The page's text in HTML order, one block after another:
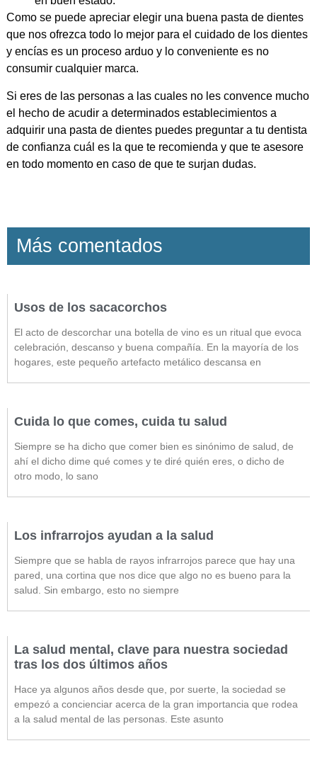
Como se puede apreciar elegir una buena pasta de dientes
que nos ofrezca todo lo mejor para el cuidado de los dientes
y encías es un proceso arduo y lo conveniente es no
consumir cualquier marca.
Si eres de las personas a las cuales no les convence mucho
el hecho de acudir a determinados establecimientos a
adquirir una pasta de dientes puedes preguntar a tu dentista
de confianza cuál es la que te recomienda y que te asesore
en todo momento en caso de que te surjan dudas.
Más comentados
Usos de los sacacorchos
El acto de descorchar una botella de vino es un ritual que evoca
celebración, descanso y buena compañía. En la mayoría de los
hogares, este pequeño artefacto metálico descansa en
Cuida lo que comes, cuida tu salud
Siempre se ha dicho que comer bien es sinónimo de salud, de
ahí el dicho dime qué comes y te diré quién eres, o dicho de
otro modo, lo sano
Los infrarrojos ayudan a la salud
Siempre que se habla de rayos infrarrojos parece que hay una
pared, una cortina que nos dice que algo no es bueno para la
salud. Sin embargo, esto no siempre
La salud mental, clave para nuestra sociedad
tras los dos últimos años
Hace ya algunos años desde que, por suerte, la sociedad se
empezó a concienciar acerca de la gran importancia que rodea
a la salud mental de las personas. Este asunto